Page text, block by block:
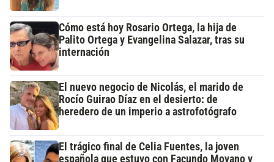
Cómo está hoy Rosario Ortega, la hija de
Palito Ortega y Evangelina Salazar, tras su
internación
El nuevo negocio de Nicolás, el marido de
Rocío Guirao Díaz en el desierto: de
heredero de un imperio a astrofotógrafo
El trágico final de Celia Fuentes, la joven
española que estuvo con Facundo Moyano y